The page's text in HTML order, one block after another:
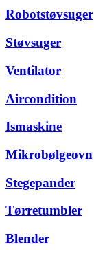
Robotstøvsuger
Støvsuger
Ventilator
Aircondition
Ismaskine
Mikrobølgeovn
Stegepander
Tørretumbler
Blender